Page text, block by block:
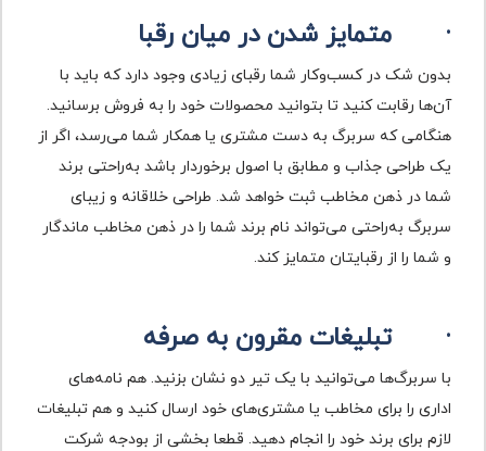
· متمایز شدن در میان رقبا
بدون شک در کسب‌وکار شما رقبای زیادی وجود دارد که باید با
آن‌ها رقابت کنید تا بتوانید محصولات خود را به فروش برسانید.
هنگامی که سربرگ به دست مشتری یا همکار شما می‌رسد، اگر از
یک طراحی جذاب و مطابق با اصول برخوردار باشد به‌راحتی برند
شما در ذهن مخاطب ثبت خواهد شد. طراحی خلاقانه و زیبای
سربرگ به‌راحتی می‌تواند نام برند شما را در ذهن مخاطب ماندگار
و شما را از رقبایتان متمایز کند.
·تبلیغات مقرون به صرفه
با سربرگ‌ها می‌توانید با یک تیر دو نشان بزنید. هم نامه‌های
اداری را برای مخاطب یا مشتری‌های خود ارسال کنید و هم تبلیغات
لازم برای برند خود را انجام دهید. قطعا بخشی از بودجه شرکت